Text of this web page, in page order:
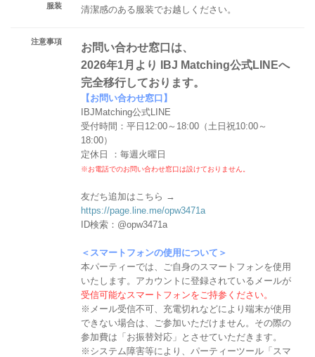
服装 清潔感のある服装でお越しください。
注意事項
お問い合わせ窓口は、
2026年1月より IBJ Matching公式LINEへ
完全移行しております。
【お問い合わせ窓口】
IBJMatching公式LINE
受付時間：平日12:00～18:00（土日祝10:00～
18:00）
定休日 ：毎週火曜日
※お電話でのお問い合わせ窓口は設けておりません。
友だち追加はこちら →
https://page.line.me/opw3471a
ID検索：@opw3471a
＜スマートフォンの使用について＞
本パーティーでは、ご自身のスマートフォンを使用
いたします。アカウントに登録されているメールが
受信可能なスマートフォンをご持参ください。
※メール受信不可、充電切れなどにより端末が使用
できない場合は、ご参加いただけません。その際の
参加費は「お振替対応」とさせていただきます。
※システム障害等により、パーティーツール「スマ